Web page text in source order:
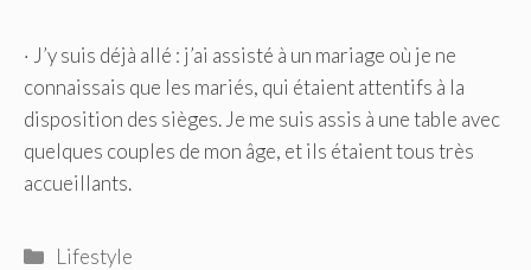
· J’y suis déjà allé : j’ai assisté à un mariage où je ne
connaissais que les mariés, qui étaient attentifs à la
disposition des sièges. Je me suis assis à une table avec
quelques couples de mon âge, et ils étaient tous très
accueillants.
Catégories
Lifestyle